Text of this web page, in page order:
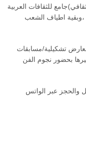
للثقافات العربية
،وبقية اطياف الشعب
تشكيلية/مسابقات
بحضور نجوم الفن
والحجز عبر الواتس